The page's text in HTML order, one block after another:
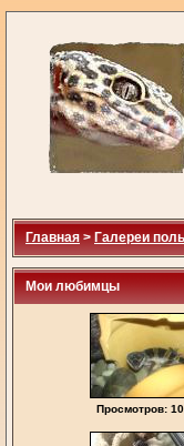
Главная > Галереи
Мои любимцы
Просмотров: